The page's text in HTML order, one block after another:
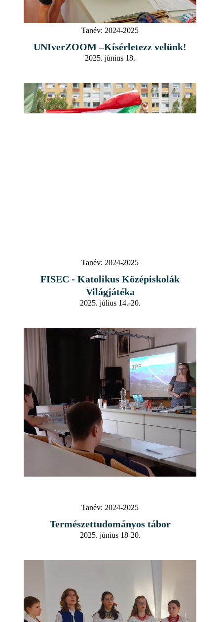
Tanév: 2024-2025
UNIverZOOM –Kísérletezz velünk!
2025. június 18.
Tanév: 2024-2025
FISEC - Katolikus Középiskolák
Világjátéka
2025. július 14.-20.
Tanév: 2024-2025
Természettudományos tábor
2025. június 18-20.